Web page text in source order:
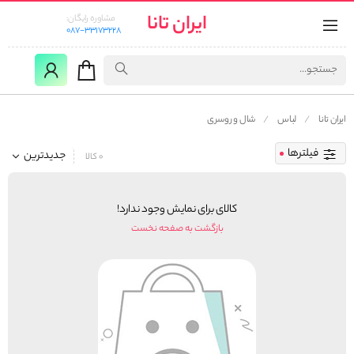
ایران تانا
مشاوره رایگان:
087-33173228
ایران تانا لباس شال و روسری
فیلترها جدیدترین 0 کالا
کالای برای نمایش وجود ندارد!
بازگشت به صفحه نخست